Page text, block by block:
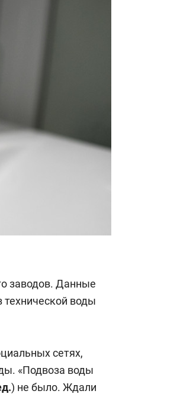
заводов. Данные
воды
сетях,
«Подвоза воды
) не было. Ждали